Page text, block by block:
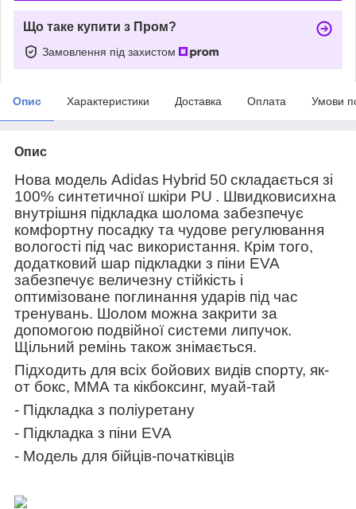
Що таке купити з Пром?
Замовлення під захистом
Опис Характеристики Доставка Оплата Умови
Опис
Нова модель Adidas Hybrid 50 складається зі
100% синтетичної шкіри PU . Швидковисихна
внутрішня підкладка шолома забезпечує
комфортну посадку та чудове регулювання
вологості під час використання. Крім того,
додатковий шар підкладки з піни EVA
забезпечує величезну стійкість і
оптимізоване поглинання ударів під час
тренувань. Шолом можна закрити за
допомогою подвійної системи липучок.
Щільний ремінь також знімається.
Підходить для всіх бойових видів спорту, як-
от бокс, ММА та кікбоксинг, муай-тай
- Підкладка з поліуретану
- Підкладка з піни EVA
- Модель для бійців-початківців